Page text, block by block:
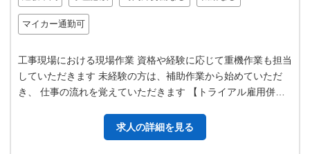
マイカー通勤可
工事現場における現場作業 資格や経験に応じて重機作業も担当
していただきます 未経験の方は、補助作業から始めていただ
き、 仕事の流れを覚えていただきます 【トライアル雇用併用
求人の詳細を見る